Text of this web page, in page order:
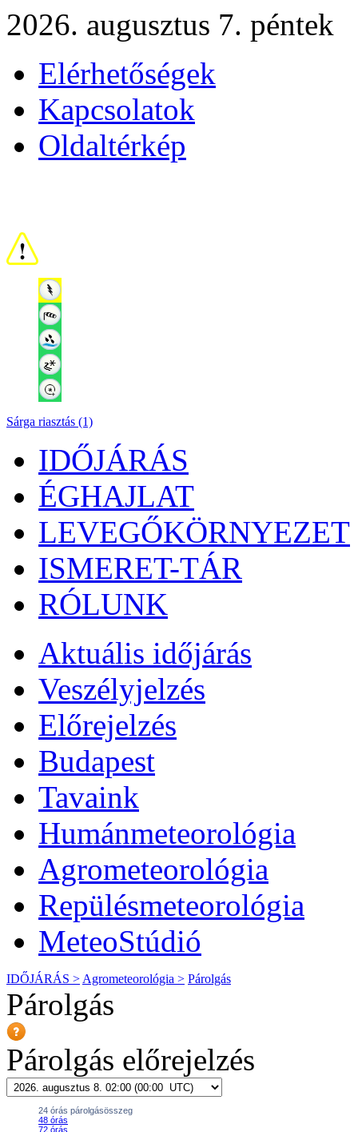
2026. augusztus 7. péntek
Elérhetőségek
Kapcsolatok
Oldaltérkép
Sárga riasztás (1)
IDŐJÁRÁS
ÉGHAJLAT
LEVEGŐKÖRNYEZET
ISMERET-TÁR
RÓLUNK
Aktuális időjárás
Veszélyjelzés
Előrejelzés
Budapest
Tavaink
Humánmeteorológia
Agrometeorológia
Repülésmeteorológia
MeteoStúdió
IDŐJÁRÁS > Agrometeorológia > Párolgás
Párolgás
Párolgás előrejelzés